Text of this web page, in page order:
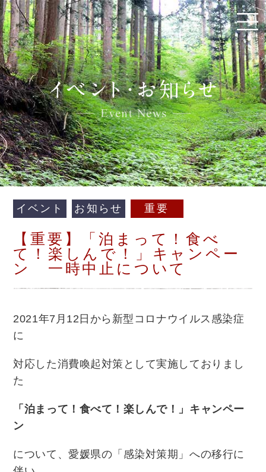
イベント お知らせ 重要
【重要】「泊まって！食べ
て！楽しんで！」キャンペー
ン 一時中止について
2021年7月12日から新型コロナウイルス感染症
に
対応した消費喚起対策として実施しておりまし
た
「泊まって！食べて！楽しんで！」キャンペー
ン
について、愛媛県の「感染対策期」への移行に